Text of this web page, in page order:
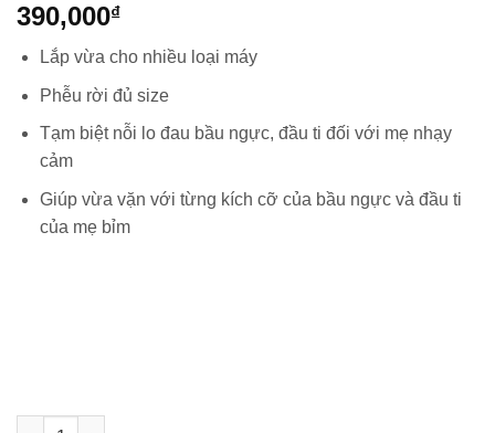
390,000₫
Lắp vừa cho nhiều loại máy
Phễu rời đủ size
Tạm biệt nỗi lo đau bầu ngực, đầu ti đối với mẹ nhạy
cảm
Giúp vừa vặn với từng kích cỡ của bầu ngực và đầu ti
của mẹ bỉm
Phễu Hút Sữa Silicon BENBI Sweet (1 cái) số lượng